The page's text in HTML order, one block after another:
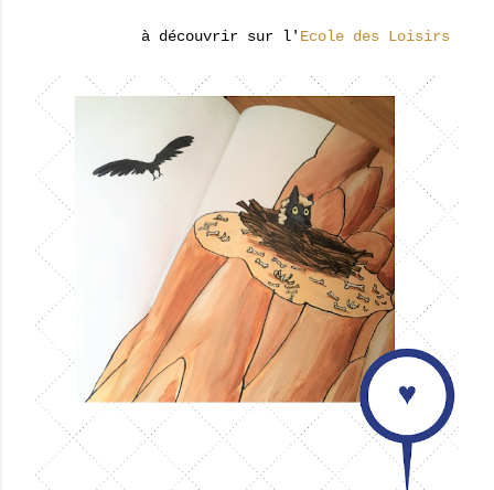
à découvrir sur l' Ecole des Loisirs